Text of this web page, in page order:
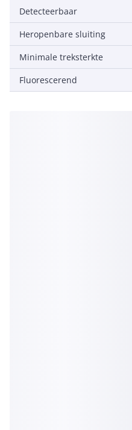
Detecteerbaar
Heropenbare sluiting
Minimale treksterkte
Fluorescerend